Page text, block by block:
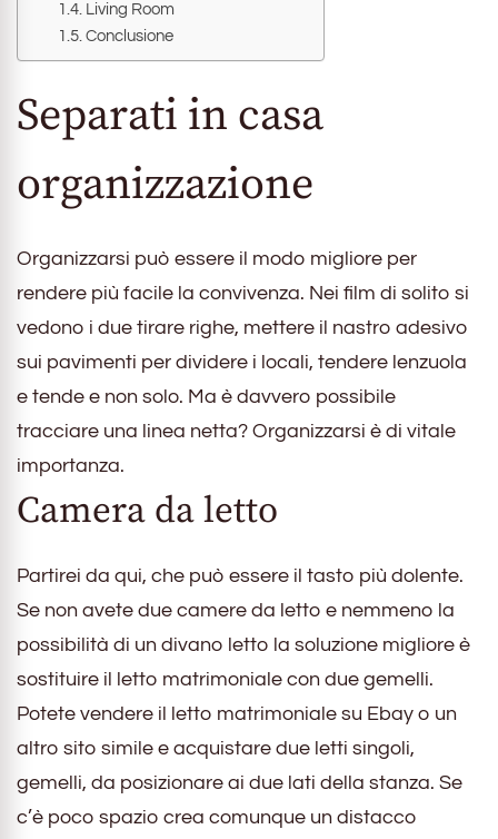
Living Room
Conclusione
Separati in casa
organizzazione
Organizzarsi può essere il modo migliore per
rendere più facile la convivenza. Nei film di solito si
vedono i due tirare righe, mettere il nastro adesivo
sui pavimenti per dividere i locali, tendere lenzuola
e tende e non solo. Ma è davvero possibile
tracciare una linea netta? Organizzarsi è di vitale
importanza.
Camera da letto
Partirei da qui, che può essere il tasto più dolente.
Se non avete due camere da letto e nemmeno la
possibilità di un divano letto la soluzione migliore è
sostituire il letto matrimoniale con due gemelli.
Potete vendere il letto matrimoniale su Ebay o un
altro sito simile e acquistare due letti singoli,
gemelli, da posizionare ai due lati della stanza. Se
c’è poco spazio crea comunque un distacco